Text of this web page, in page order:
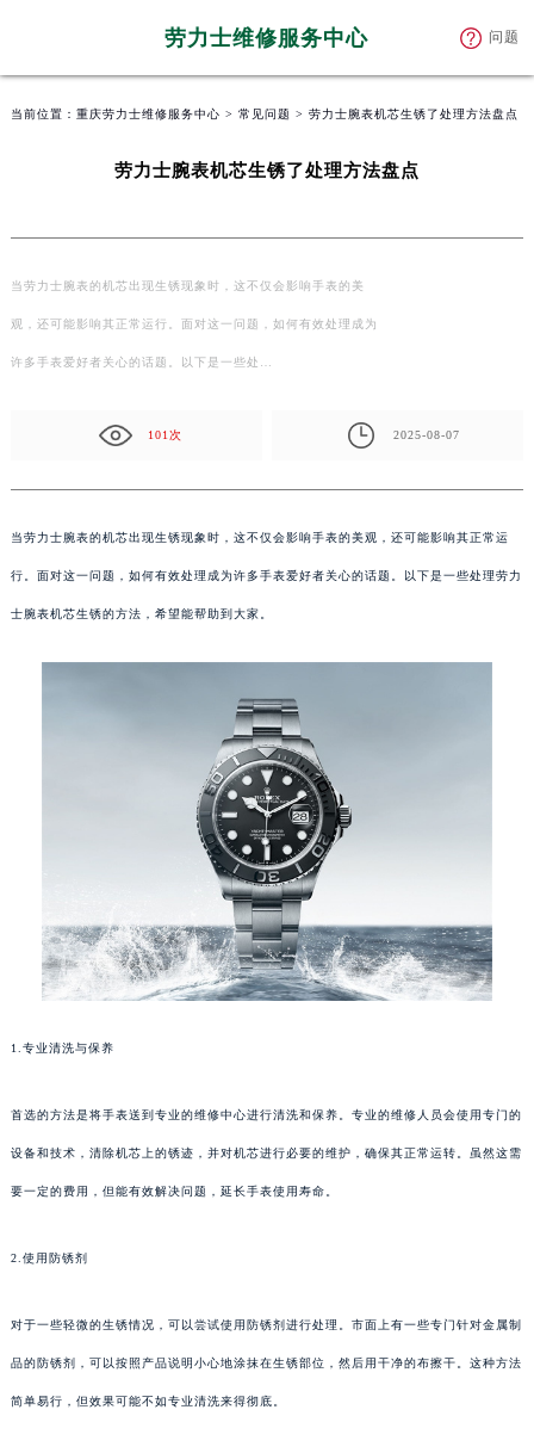
劳力士维修服务中心 问题
当前位置： 重庆劳力士维修服务中心 > 常见问题 > 劳力士腕表机芯生锈了处理方法盘点
劳力士腕表机芯生锈了处理方法盘点
当劳力士腕表的机芯出现生锈现象时，这不仅会影响手表的美
观，还可能影响其正常运行。面对这一问题，如何有效处理成为
许多手表爱好者关心的话题。以下是一些处…
101次 2025-08-07
当劳力士腕表的机芯出现生锈现象时，这不仅会影响手表的美观，还可能影响其正常运
行。面对这一问题，如何有效处理成为许多手表爱好者关心的话题。以下是一些处理劳力
士腕表机芯生锈的方法，希望能帮助到大家。
1.专业清洗与保养
首选的方法是将手表送到专业的维修中心进行清洗和保养。专业的维修人员会使用专门的
设备和技术，清除机芯上的锈迹，并对机芯进行必要的维护，确保其正常运转。虽然这需
要一定的费用，但能有效解决问题，延长手表使用寿命。
2.使用防锈剂
对于一些轻微的生锈情况，可以尝试使用防锈剂进行处理。市面上有一些专门针对金属制
品的防锈剂，可以按照产品说明小心地涂抹在生锈部位，然后用干净的布擦干。这种方法
简单易行，但效果可能不如专业清洗来得彻底。